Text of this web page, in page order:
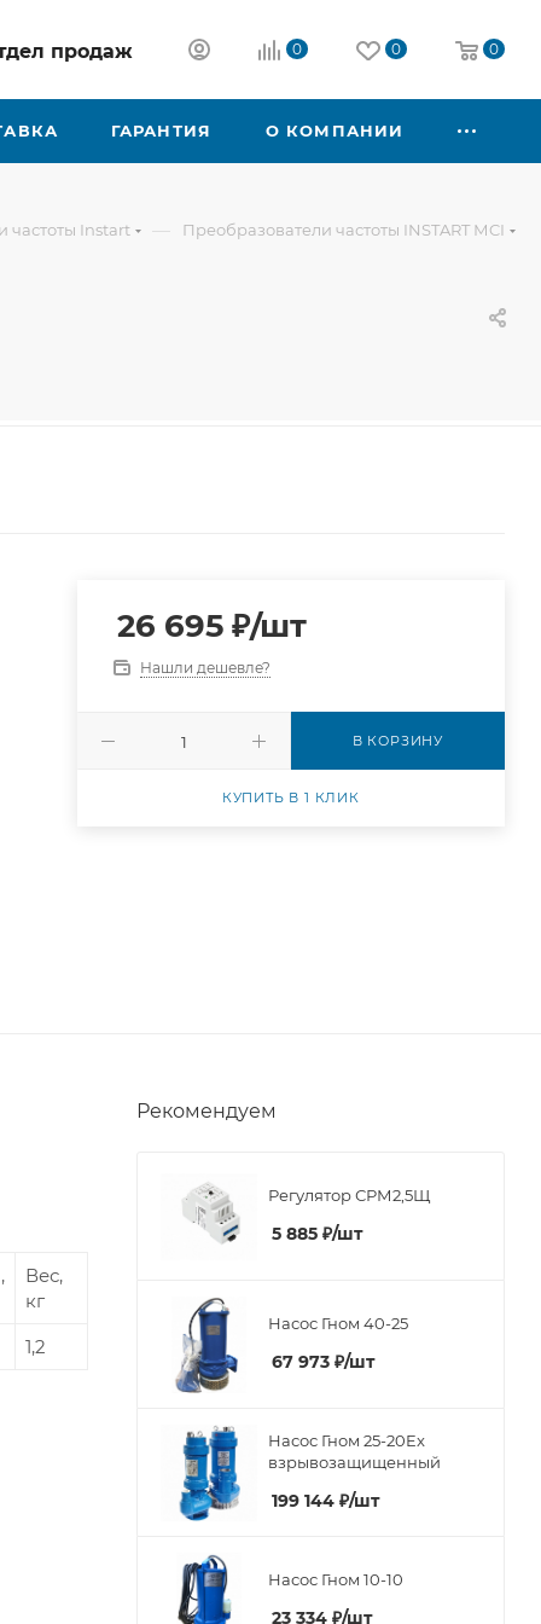
продаж 0 0 0
ГАРАНТИЯ О КОМПАНИИ
частоты Instart — Преобразователи частоты INSTART МCI
26 695₽/шт
Нашли дешевле?
В КОРЗИНУ
КУПИТЬ В 1 КЛИК
Вес,
кг
1,2
Рекомендуем
Регулятор СРМ2,5Щ
5 885 ₽/шт
Насос Гном 40-25
67 973 ₽/шт
Насос Гном 25-20Ex
взрывозащищенный
199 144 ₽/шт
Насос Гном 10-10
23 334 ₽/шт